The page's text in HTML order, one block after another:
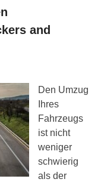
and
Den Umzug
Ihres
Fahrzeugs
ist nicht
weniger
schwierig
als der